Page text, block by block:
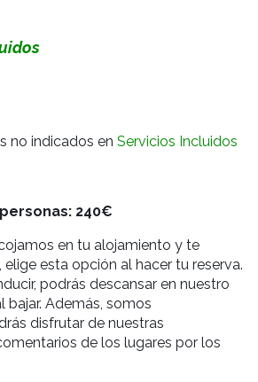
no indicados en Servicios Incluidos
240€
en tu alojamiento y te
esta opción al hacer tu reserva.
podrás descansar en nuestro
bajar. Además, somos
disfrutar de nuestras
de los lugares por los